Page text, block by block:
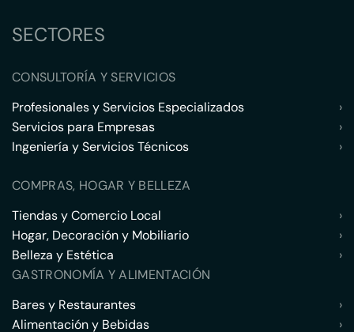
SECTORES
CONSULTORÍA Y SERVICIOS
Profesionales y Servicios Especializados
›
Servicios para Empresas
›
Ingeniería y Servicios Técnicos
›
COMPRAS, HOGAR Y BELLEZA
Tiendas y Comercio Local
›
Hogar, Decoración y Mobiliario
›
Belleza y Estética
›
GASTRONOMÍA Y ALIMENTACIÓN
Bares y Restaurantes
›
Alimentación y Bebidas
›